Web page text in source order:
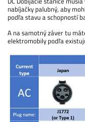
nabíjačky palubný, aby
podľa stavu a schopností
A na samotný záver tu
elektromobily podľa